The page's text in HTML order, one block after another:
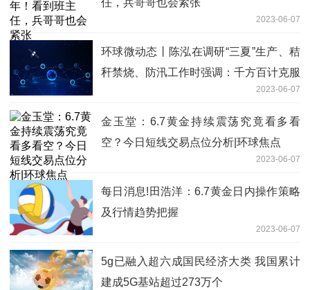
任，兵哥哥也会紧张
2023-06-07
环球微动态丨陈泓在调研“三夏”生产、秸
秆禁烧、防汛工作时强调：千方百计克服
困难 确保粮食应收尽收|天天观点2023-06-07
金玉堂：6.7黄金持续震荡究竟看多看
空？今日短线交易点位分析|环球焦点
2023-06-07
每日消息!田浩洋：6.7黄金日内操作策略
及行情趋势把握
2023-06-07
5g已融入超六成国民经济大类 我国累计
建成5G基站超过273万个